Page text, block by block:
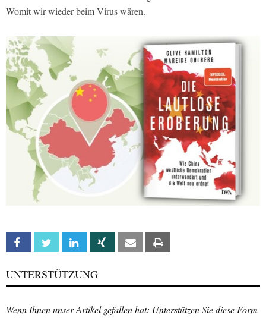
Womit wir wieder beim Virus wären.
Facebook Twitter Linkedin Xing Email
UNTERSTÜTZUNG
Wenn Ihnen unser Artikel gefallen hat: Unterstützen Sie diese Form